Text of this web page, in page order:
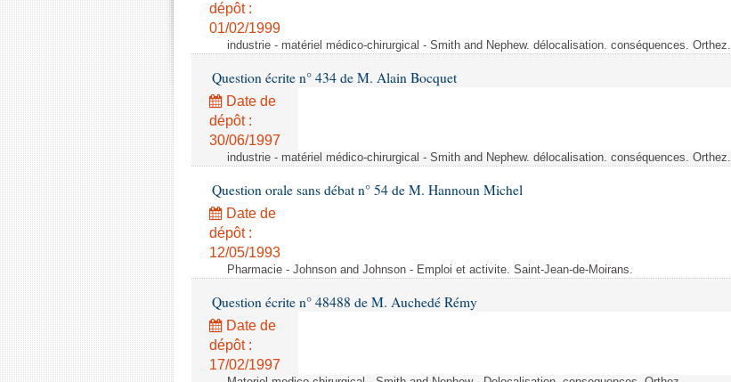
dépôt :
01/02/1999
industrie - matériel médico-chirurgical - Smith and Nephew. délocalisation. conséquences. Orthez.
Question écrite n° 434 de M. Alain Bocquet
Date de
dépôt :
30/06/1997
industrie - matériel médico-chirurgical - Smith and Nephew. délocalisation. conséquences. Orthez.
Question orale sans débat n° 54 de M. Hannoun Michel
Date de
dépôt :
12/05/1993
Pharmacie - Johnson and Johnson - Emploi et activite. Saint-Jean-de-Moirans.
Question écrite n° 48488 de M. Auchedé Rémy
Date de
dépôt :
17/02/1997